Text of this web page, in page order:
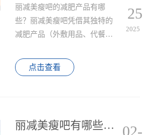
丽减美瘦吧的减肥产品有哪
些？丽减美瘦吧凭借其独特的
减肥产品（外敷用品、代餐
方法（外敷用品搭配手法、仪
器与合理的饮食安排）以及兼
点击查看
25
2025
丽减美瘦吧有哪些成分？
02-